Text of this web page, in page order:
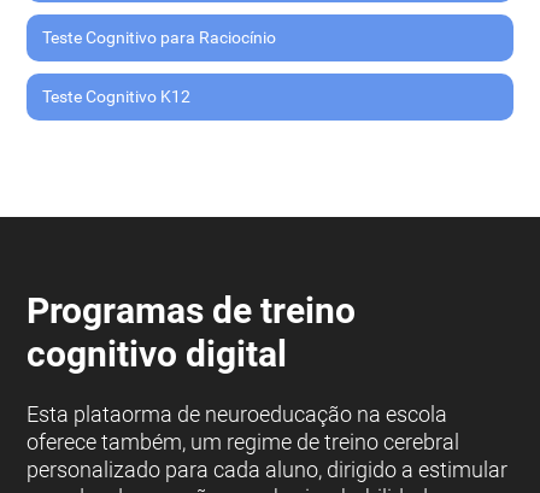
Teste Cognitivo para Raciocínio
Teste Cognitivo K12
Programas de treino
cognitivo digital
Esta plataorma de neuroeducação na escola
oferece também, um regime de treino cerebral
personalizado para cada aluno, dirigido a estimular